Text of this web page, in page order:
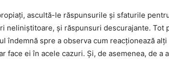
ascultă-le răspunsurile și sfaturile
neliniștitoare, și răspunsuri descurajante. Tot
îndemnă spre a observa cum reacționează
face ei în acele cazuri. Și, de asemenea, de a